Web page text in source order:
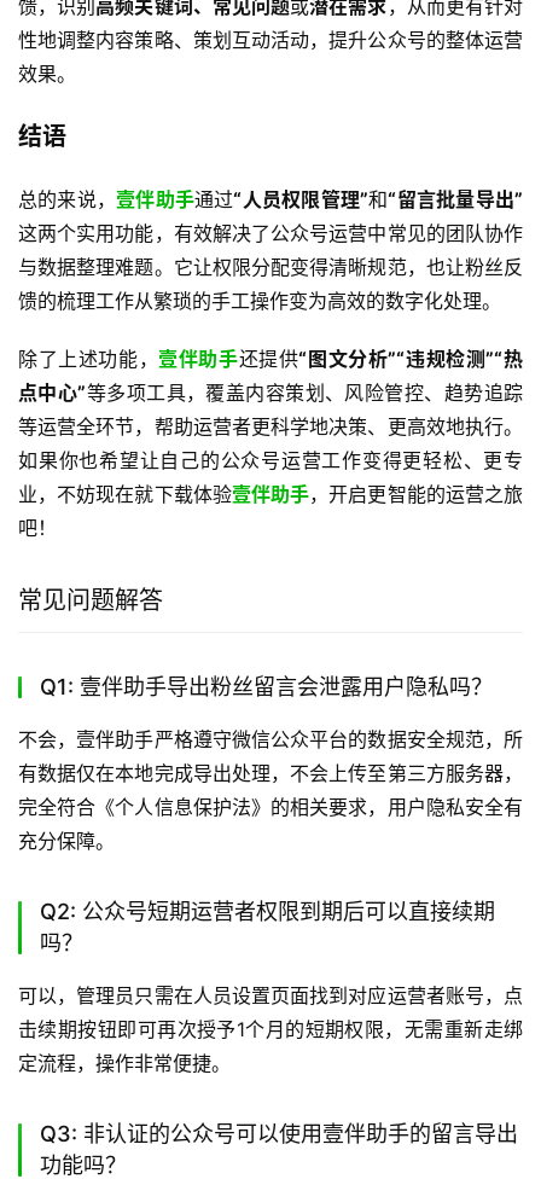
馈，识别 高频关键词、常见问题或潜在需求，从而更有针对
性地调整内容策略、策划互动活动，提升公众号的整体运营
效果。
结语
总的来说， 壹伴助手通过“人员权限管理”和“留言批量导出”
这两个实用功能，有效解决了公众号运营中常见的团队协作
与数据整理难题。它让权限分配变得清晰规范，也让粉丝反
馈的梳理工作从繁琐的手工操作变为高效的数字化处理。
除了上述功能， 壹伴助手还提供“图文分析”“违规检测”“热
点中心”等多项工具，覆盖内容策划、风险管控、趋势追踪
等运营全环节，帮助运营者更科学地决策、更高效地执行。
如果你也希望让自己的公众号运营工作变得更轻松、更专
业，不妨现在就下载体验壹伴助手，开启更智能的运营之旅
吧！
常见问题解答
Q1: 壹伴助手导出粉丝留言会泄露用户隐私吗？
不会，壹伴助手严格遵守微信公众平台的数据安全规范，所
有数据仅在本地完成导出处理，不会上传至第三方服务器，
完全符合《个人信息保护法》的相关要求，用户隐私安全有
充分保障。
Q2: 公众号短期运营者权限到期后可以直接续期
吗？
可以，管理员只需在人员设置页面找到对应运营者账号，点
击续期按钮即可再次授予1个月的短期权限，无需重新走绑
定流程，操作非常便捷。
Q3: 非认证的公众号可以使用壹伴助手的留言导出
功能吗？